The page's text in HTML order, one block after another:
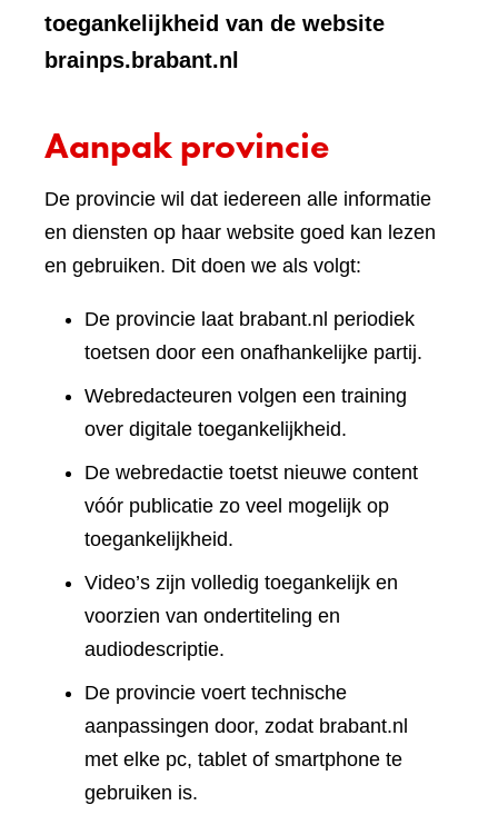
toegankelijkheid van de website
brainps.brabant.nl
Aanpak provincie
De provincie wil dat iedereen alle informatie
en diensten op haar website goed kan lezen
en gebruiken. Dit doen we als volgt:
De provincie laat brabant.nl periodiek
toetsen door een onafhankelijke partij.
Webredacteuren volgen een training
over digitale toegankelijkheid.
De webredactie toetst nieuwe content
vóór publicatie zo veel mogelijk op
toegankelijkheid.
Video’s zijn volledig toegankelijk en
voorzien van ondertiteling en
audiodescriptie.
De provincie voert technische
aanpassingen door, zodat brabant.nl
met elke pc, tablet of smartphone te
gebruiken is.